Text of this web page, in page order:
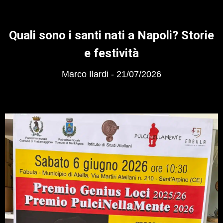
Quali sono i santi nati a Napoli? Storie
e festività
Marco Ilardi 21/07/2026